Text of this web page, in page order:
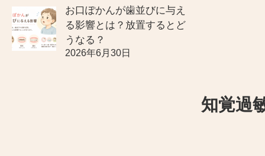
お口ぽかんが歯並びに与え
る影響とは？放置するとど
うなる？
2026年6月30日
知覚過